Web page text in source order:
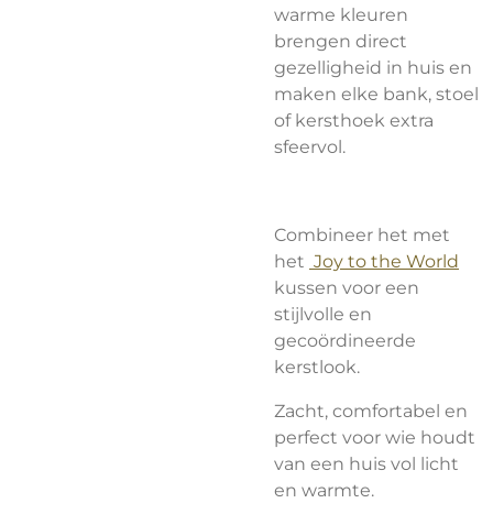
warme kleuren
brengen direct
gezelligheid in huis en
maken elke bank, stoel
of kersthoek extra
sfeervol.
Combineer het met
het Joy to the World
kussen voor een
stijlvolle en
gecoördineerde
kerstlook.
Zacht, comfortabel en
perfect voor wie houdt
van een huis vol licht
en warmte.